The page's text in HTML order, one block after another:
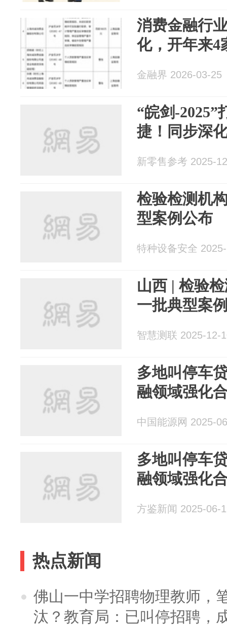
消费金融行
化，开年来4
金融界 2026-03-25
“皖剑-2025”
捷！同步深
新零售参考 2025-
检验检测机
型案例公布
特种设备安全
山西 | 检验
一批典型案
智慧测联 2025-12-
多地叫停车
融领域强化
中国能源网 2025-
多地叫停车
融领域强化
方鉴新闻 2025-06-
热点新闻
佛山一中学招聘物理教师，
汰？教育局：已叫停招聘，